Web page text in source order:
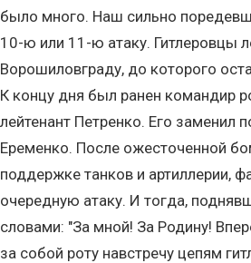
было много. Наш сильно
10-ю или 11-ю атаку. Гитлеровцы
Ворошиловграду, до которого
К концу дня был ранен командир
лейтенант Петренко. Его заменил
Еременко. После ожесточенной
поддержке танков и артиллерии,
очередную атаку. И тогда,
словами: "За мной! За Родину!
за собой роту навстречу цепям